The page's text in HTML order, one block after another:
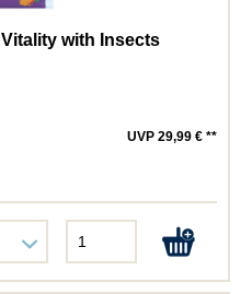
with Insects
UVP 29,99 € **